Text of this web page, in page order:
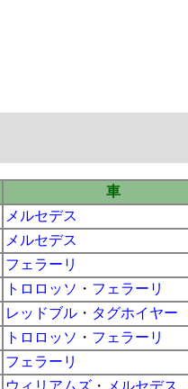
車
メルセデス
メルセデス
フェラーリ
トロロッソ ・ フェラーリ
レッドブル ・ タグホイヤー
トロロッソ ・ フェラーリ
フェラーリ
ウィリアムズ ・ メルセデス